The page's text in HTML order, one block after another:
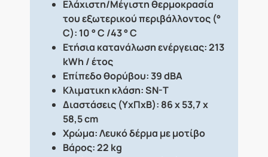
Ελάχιστη/Μέγιστη θερμοκρασία
του εξωτερικού περιβάλλοντος (°
C): 10 ° C /43 ° C
Ετήσια κατανάλωση ενέργειας: 213
kWh / έτος
Επίπεδο θορύβου: 39 dBA
Κλιματικη κλάση: SN-T
Διαστάσεις (ΥxΠxΒ): 86 x 53,7 x
58,5 cm
Χρώμα: Λευκό δέρμα με μοτίβο
Βάρος: 22 kg